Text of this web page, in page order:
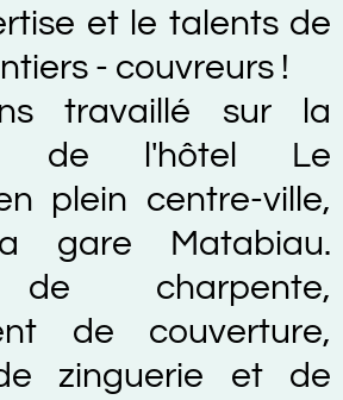
et le talents de
- couvreurs !
travaillé sur la
de l'hôtel Le
plein centre-ville,
gare Matabiau.
de charpente,
de couverture,
zinguerie et de